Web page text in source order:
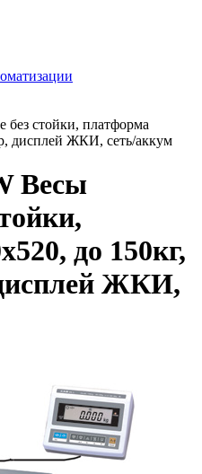
стойки, платформа
дисплей ЖКИ, сеть/аккум
Весы
до 150кг,
ЖКИ,